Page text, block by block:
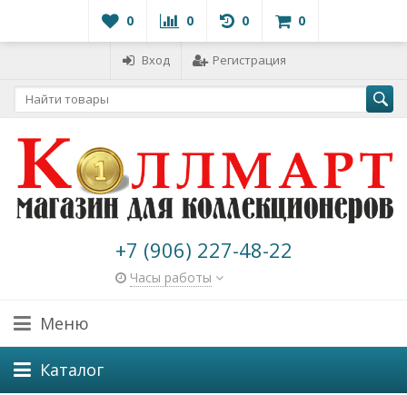
0 0 0 0
Вход Регистрация
+7 (906) 227-48-22
Часы работы
Меню
Каталог